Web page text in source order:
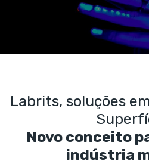
Labrits, soluções
Novo conceito
indústria